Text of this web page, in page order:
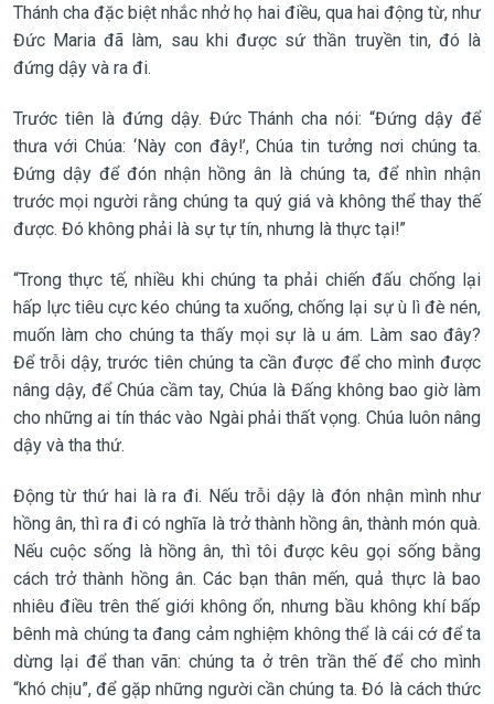
Thánh cha đặc biệt nhắc nhở họ hai điều, qua hai động từ, như
Đức Maria đã làm, sau khi được sứ thần truyền tin, đó là
đứng dậy và ra đi.
Trước tiên là đứng dậy. Đức Thánh cha nói: “Đứng dậy để
thưa với Chúa: ‘Này con đây!’, Chúa tin tưởng nơi chúng ta.
Đứng dậy để đón nhận hồng ân là chúng ta, để nhìn nhận
trước mọi người rằng chúng ta quý giá và không thể thay thế
được. Đó không phải là sự tự tín, nhưng là thực tại!”
“Trong thực tế, nhiều khi chúng ta phải chiến đấu chống lại
hấp lực tiêu cực kéo chúng ta xuống, chống lại sự ù lì đè nén,
muốn làm cho chúng ta thấy mọi sự là u ám. Làm sao đây?
Để trỗi dậy, trước tiên chúng ta cần được để cho mình được
nâng dậy, để Chúa cầm tay, Chúa là Đấng không bao giờ làm
cho những ai tín thác vào Ngài phải thất vọng. Chúa luôn nâng
dậy và tha thứ.
Động từ thứ hai là ra đi. Nếu trỗi dậy là đón nhận mình như
hồng ân, thì ra đi có nghĩa là trở thành hồng ân, thành món quà.
Nếu cuộc sống là hồng ân, thì tôi được kêu gọi sống bằng
cách trở thành hồng ân. Các bạn thân mến, quả thực là bao
nhiêu điều trên thế giới không ổn, nhưng bầu không khí bấp
bênh mà chúng ta đang cảm nghiệm không thể là cái cớ để ta
dừng lại để than vãn: chúng ta ở trên trần thế để cho mình
“khó chịu”, để gặp những người cần chúng ta. Đó là cách thức